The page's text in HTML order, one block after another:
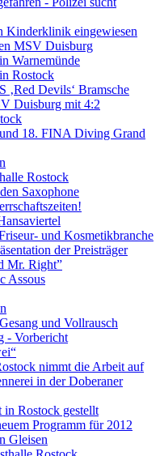
Kinderklinik eingewiesen
MSV Duisburg
Warnemünde
Rostock
‚Red Devils‘ Bramsche
Duisburg mit 4:2
18. FINA Diving Grand
Rostock
Saxophone
und Kosmetikbranche
der Preisträger
Mr. Right”
Assous
und Vollrausch
- Vorbericht
nimmt die Arbeit auf
in der Doberaner
Rostock gestellt
Programm für 2012
Gleisen